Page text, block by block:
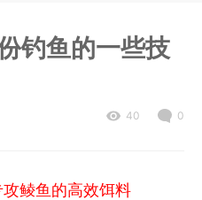
钓鱼的一些技
40 0
鲮鱼的高效饵料